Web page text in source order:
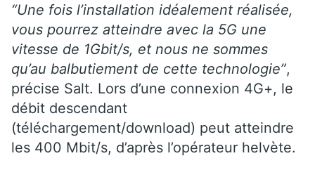
“Une fois l’installation idéalement réalisée,
vous pourrez atteindre avec la 5G une
vitesse de 1Gbit/s, et nous ne sommes
qu’au balbutiement de cette technologie”,
précise Salt. Lors d’une connexion 4G+, le
débit descendant
(téléchargement/download) peut atteindre
les 400 Mbit/s, d’après l’opérateur helvète.